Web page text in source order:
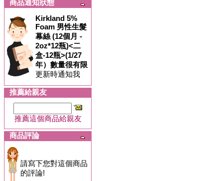
商品通知狀態
Kirkland 5%
Foam 男性生髮
幕絲 (12個月 -
2oz*12瓶)<二
盒-12瓶>(1/27
年）數量很有限
更新時通知我
推薦給親友
推薦這個商品給親友
商品評論
請寫下您對這個商品
的評論!